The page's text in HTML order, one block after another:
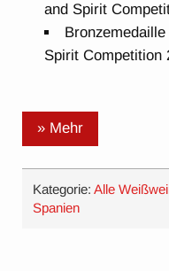
and Spirit
Spirit Competition
» Mehr
Kategorie:Alle
Spanien